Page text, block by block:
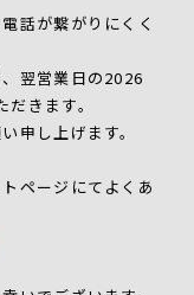
話が繋がりにくく
翌営業日の2026
きます。
申し上げます。
ページにてよくあ